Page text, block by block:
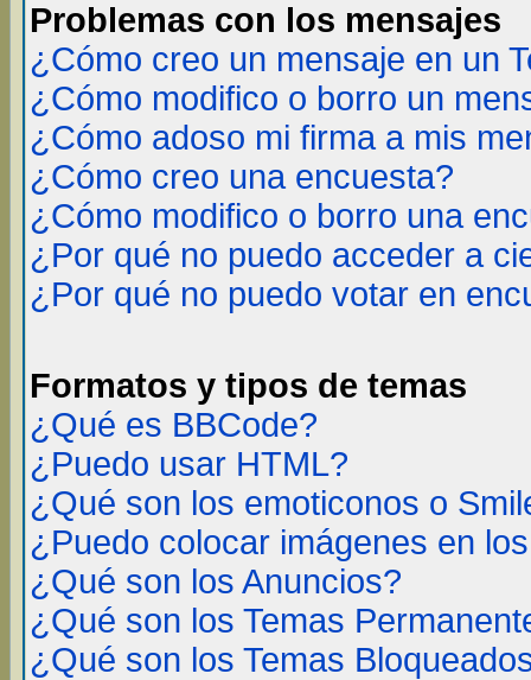
Problemas con los mensajes
¿Cómo creo un mensaje en un
¿Cómo modifico o borro un
¿Cómo adoso mi firma a mis
¿Cómo creo una encuesta?
¿Cómo modifico o borro una
¿Por qué no puedo acceder a
¿Por qué no puedo votar en
Formatos y tipos de temas
¿Qué es BBCode?
¿Puedo usar HTML?
¿Qué son los emoticonos o
¿Puedo colocar imágenes en
¿Qué son los Anuncios?
¿Qué son los Temas
¿Qué son los Temas